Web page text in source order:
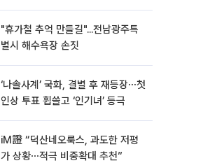
"휴가철 추억 만들길"...전남광주특
별시 해수욕장 손짓
‘나솔사계’ 국화, 결별 후 재등장⋯첫
인상 투표 휩쓸고 ‘인기녀’ 등극
iM證 “덕산네오룩스, 과도한 저평
가 상황⋯적극 비중확대 추천”